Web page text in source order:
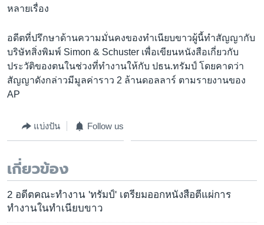
หลายเรื่อง
อดีตที่ปรึกษาด้านความมั่นคงของทำเนียบขาวผู้นี้ทำสัญญากับ
บริษัทสิ่งพิมพ์ Simon & Schuster เพื่อเขียนหนังสือเกี่ยวกับ
ประวัติของตนในช่วงที่ทำงานให้กับ ปธน.ทรัมป์ โดยคาดว่า
สัญญาดังกล่าวมีมูลค่าราว 2 ล้านดอลลาร์ ตามรายงานของ
AP
แบ่งปัน Follow us
เกี่ยวข้อง
2 อดีตคณะทำงาน 'ทรัมป์' เตรียมออกหนังสือตีแผ่การ
ทำงานในทำเนียบขาว